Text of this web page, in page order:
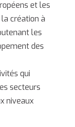
et les
création à
les
des
qui
secteurs
niveaux